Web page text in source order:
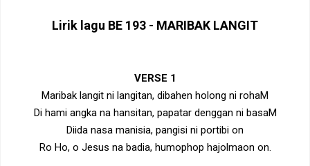
Lirik lagu BE 193 - MARIBAK LANGIT
VERSE 1
Maribak langit ni langitan, dibahen holong ni rohaM
Di hami angka na hansitan, papatar denggan ni basaM
Diida nasa manisia, pangisi ni portibi on
Ro Ho, o Jesus na badia, humophop hajolmaon on.